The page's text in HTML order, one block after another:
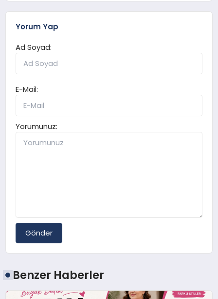
Yorum Yap
Ad Soyad:
E-Mail:
Yorumunuz:
Gönder
Benzer Haberler